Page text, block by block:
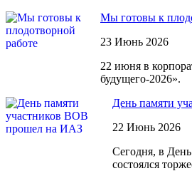
Мы готовы к
23 Июнь 2026
22 июня в
будущего-2026».
День памяти
22 Июнь 2026
Сегодня, в
состоялся